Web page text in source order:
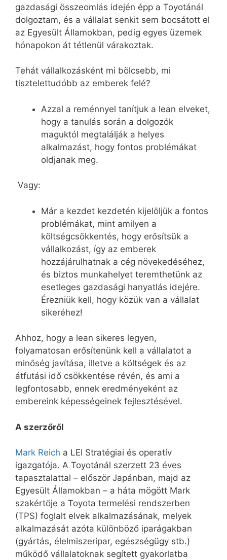
gazdasági összeomlás idején épp a Toyotánál
dolgoztam, és a vállalat senkit sem bocsátott el
az Egyesült Államokban, pedig egyes üzemek
hónapokon át tétlenül várakoztak.
Tehát vállalkozásként mi bölcsebb, mi
tisztelettudóbb az emberek felé?
Azzal a reménnyel tanítjuk a lean elveket,
hogy a tanulás során a dolgozók
maguktól megtalálják a helyes
alkalmazást, hogy fontos problémákat
oldjanak meg.
Vagy:
Már a kezdet kezdetén kijelöljük a fontos
problémákat, mint amilyen a
költségcsökkentés, hogy erősítsük a
vállalkozást, így az emberek
hozzájárulhatnak a cég növekedéséhez,
és biztos munkahelyet teremthetünk az
esetleges gazdasági hanyatlás idejére.
Érezniük kell, hogy közük van a vállalat
sikeréhez!
Ahhoz, hogy a lean sikeres legyen,
folyamatosan erősítenünk kell a vállalatot a
minőség javítása, illetve a költségek és az
átfutási idő csökkentése révén, és ami a
legfontosabb, ennek eredményeként az
embereink képességeinek fejlesztésével.
A szerzőről
Mark Reich a LEI Stratégiai és operatív
igazgatója. A Toyotánál szerzett 23 éves
tapasztalattal – először Japánban, majd az
Egyesült Államokban – a háta mögött Mark
szakértője a Toyota termelési rendszerben
(TPS) foglalt elvek alkalmazásának, melyek
alkalmazását azóta különböző iparágakban
(gyártás, élelmiszeripar, egészségügy stb.)
működő vállalatoknak segített gyakorlatba